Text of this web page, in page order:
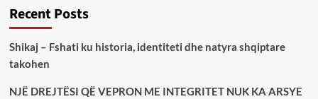
Recent Posts
Shikaj – Fshati ku historia, identiteti dhe natyra shqiptare
takohen
NJË DREJTËSI QË VEPRON ME INTEGRITET NUK KA ARSYE